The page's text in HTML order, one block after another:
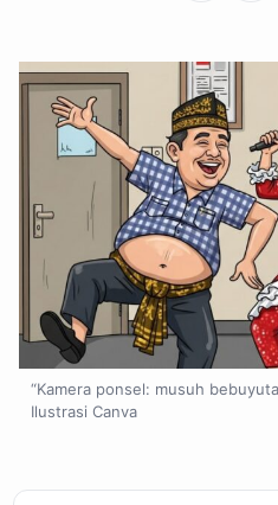
“Kamera ponsel: musuh
Ilustrasi Canva